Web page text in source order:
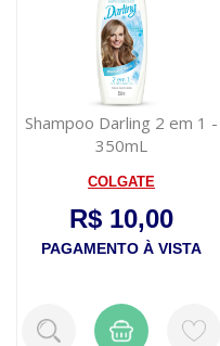
Shampoo Darling 2 em 1 -
350mL
COLGATE
R$ 10,00
PAGAMENTO À VISTA